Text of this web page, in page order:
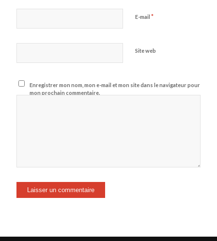
E-mail *
Site web
Enregistrer mon nom, mon e-mail et mon site dans le navigateur pour
mon prochain commentaire.